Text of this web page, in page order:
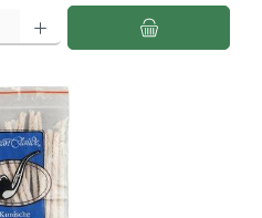
Wert ein oder benutze die Schaltflächen